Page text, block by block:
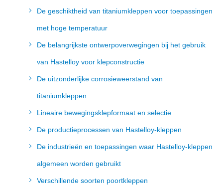
De geschiktheid van titaniumkleppen voor toepassingen
met hoge temperatuur
De belangrijkste ontwerpoverwegingen bij het gebruik
van Hastelloy voor klepconstructie
De uitzonderlijke corrosieweerstand van
titaniumkleppen
Lineaire bewegingsklepformaat en selectie
De productieprocessen van Hastelloy-kleppen
De industrieën en toepassingen waar Hastelloy-kleppen
algemeen worden gebruikt
Verschillende soorten poortkleppen